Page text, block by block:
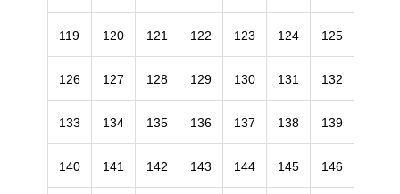
119 120 121 122 123 124 125
126 127 128 129 130 131 132
133 134 135 136 137 138 139
140 141 142 143 144 145 146